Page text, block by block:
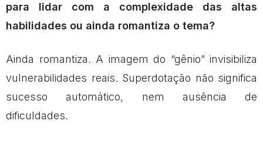
para lidar com a complexidade das altas
habilidades ou ainda romantiza o tema?
Ainda romantiza. A imagem do “gênio” invisibiliza
vulnerabilidades reais. Superdotação não significa
sucesso automático, nem ausência de
dificuldades.